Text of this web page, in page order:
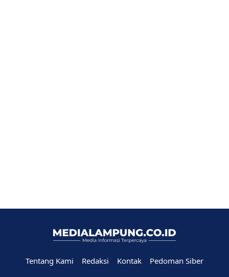
Tentang Kami Redaksi Kontak
Pedoman Siber